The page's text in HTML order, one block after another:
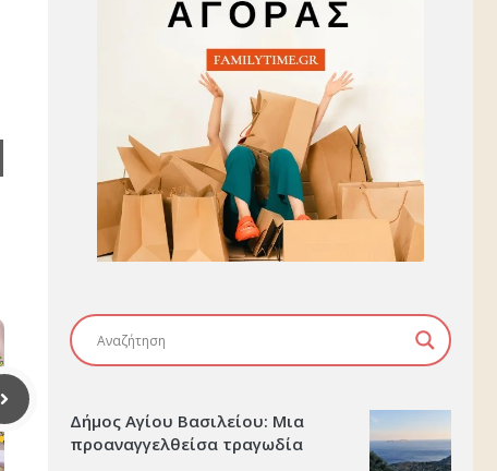
Δήμος Αγίου Βασιλείου: Μια
προαναγγελθείσα τραγωδία